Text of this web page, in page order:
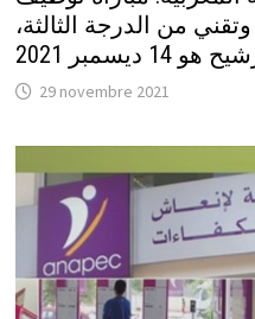
من الدرجة الثالثة،
ديسمبر 2021
29 novembre 2021